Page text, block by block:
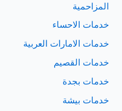
المزاحمية
خدمات الاحساء
خدمات الامارات العربية
خدمات القصيم
خدمات بجدة
خدمات بيشة